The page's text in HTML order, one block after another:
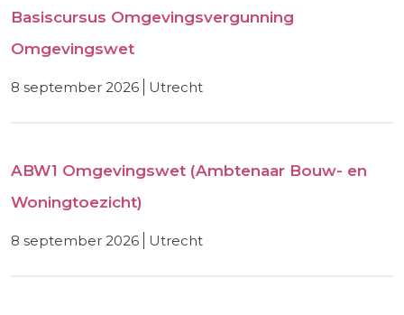
Basiscursus Omgevingsvergunning
Omgevingswet
8 september 2026 utrecht
ABW1 Omgevingswet (Ambtenaar Bouw- en
Woningtoezicht)
8 september 2026 utrecht